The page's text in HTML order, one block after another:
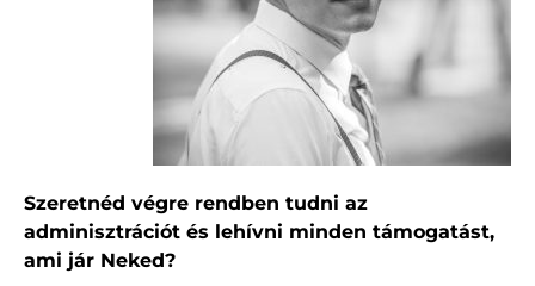
Szeretnéd végre rendben tudni az
adminisztrációt és lehívni minden támogatást,
ami jár Neked?